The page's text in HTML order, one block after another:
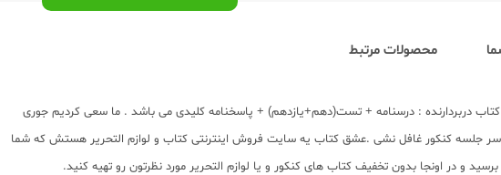
محصولات مرتبط
است . کتاب دربردارنده : درسنامه + تست(دهم+یازدهم) + پاسخنامه کلیدی می باشد . ما سعی کردیم جوری
سر جلسه کنکور غافل نشی .عشق کتاب یه سایت فروش اینترنتی کتاب و لوازم التحریر هستش که شما
و در اونجا بدون تخفیف کتاب های کنکور و یا لوازم التحریر مورد نظرتون رو تهیه کنید.